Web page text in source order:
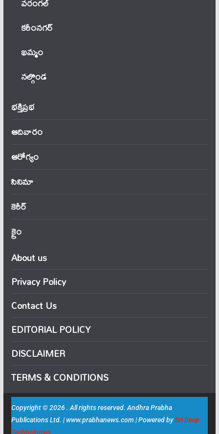
కరీంనగర్
ఖ‌మ్మం
నల్గొండ
భక్తిప్రభ
ఆదివారం
ఆరోగ్యం
సినిమా
కెరీర్
క్రైం
About us
Privacy Policy
Contact Us
EDITORIAL POLICY
DISCLAIMER
TERMS & CONDITIONS
Copyright © 2026 . All rights reserved. Andhra Prabha
Publications Ltd. | www.prabhanews.com | Powered bySri Deep
Technologies